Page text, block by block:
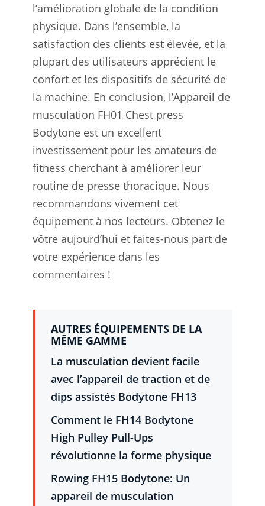
l’amélioration globale de la condition
physique. Dans l’ensemble, la
satisfaction des clients est élevée, et la
plupart des utilisateurs apprécient le
confort et les dispositifs de sécurité de
la machine. En conclusion, l’Appareil de
musculation FH01 Chest press
Bodytone est un excellent
investissement pour les amateurs de
fitness cherchant à améliorer leur
routine de presse thoracique. Nous
recommandons vivement cet
équipement à nos lecteurs. Obtenez le
vôtre aujourd’hui et faites-nous part de
votre expérience dans les
commentaires !
AUTRES ÉQUIPEMENTS DE LA
MÊME GAMME
La musculation devient facile
avec l’appareil de traction et de
dips assistés Bodytone FH13
Comment le FH14 Bodytone
High Pulley Pull-Ups
révolutionne la forme physique
Rowing FH15 Bodytone: Un
appareil de musculation